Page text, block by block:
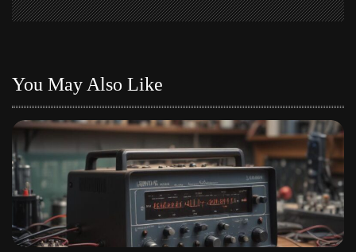
я
You May Also Like